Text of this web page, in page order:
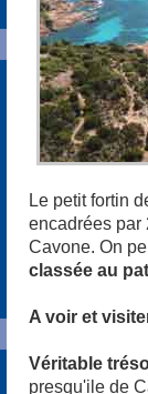
Le petit fortin
encadrées
Cavone. On
classée au
A voir et
Véritable
presqu'ile de